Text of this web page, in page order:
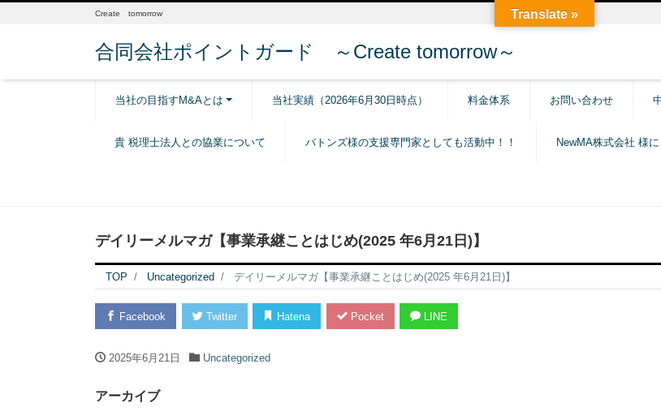
Create tomorrow
合同会社ポイントガード ～Create tomorrow～
当社の目指すM&Aとは 当社実績（2026年6月30日時点） 料金体系 お問い合わせ
貴 税理士法人との協業について バトンズ様の支援専門家としても活動中！！ NewMA株式会社 様
デイリーメルマガ【事業承継ことはじめ(2025 年6月21日)】
TOP Uncategorized デイリーメルマガ【事業承継ことはじめ(2025 年6月21日)】
Facebook Twitter Hatena Pocket LINE
2025年6月21日 Uncategorized
アーカイブ
Translate »